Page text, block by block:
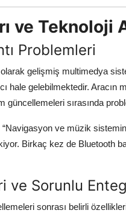
ve Teknoloji
Problemleri
gelişmiş multimedya
hale gelebilmektedir.
güncellemeleri sırasında
“Navigasyon ve müzik
Birkaç kez de Bluetooth
ve Sorunlu
sonrası belirli